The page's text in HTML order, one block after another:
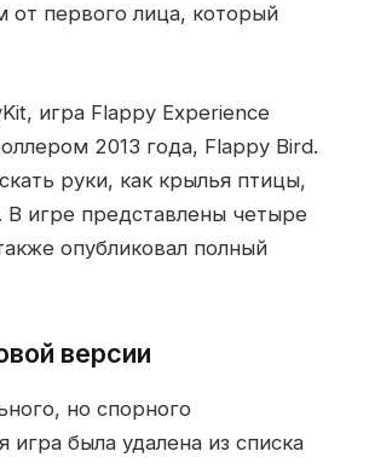
от первого лица, который
игра Flappy Experience
2013 года, Flappy Bird.
руки, как крылья птицы,
В игре представлены четыре
опубликовал полный
версии
но спорного
была удалена из списка